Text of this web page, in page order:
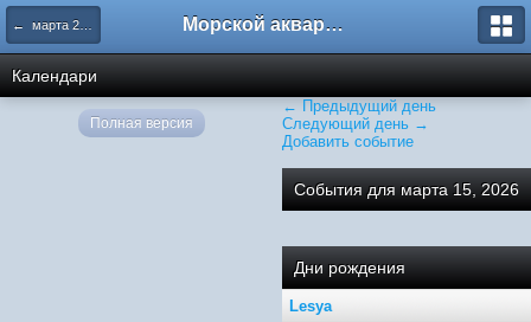
← марта 2026 Морской аквариум. Форумы ReefCentral.ru
Календари
← Предыдущий день
Следующий день →
Добавить событие
События для марта 15, 2026
Дни рождения
Lesya
Полная версия